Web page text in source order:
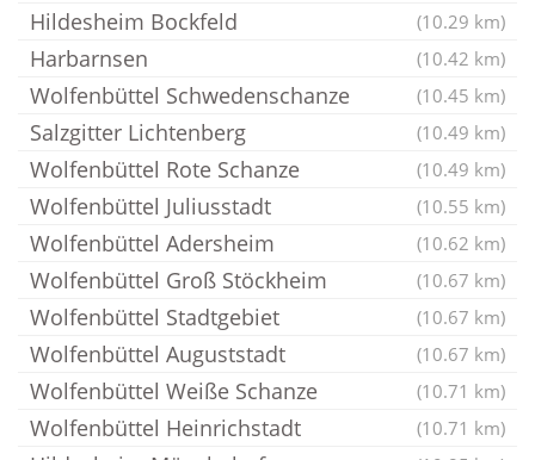
Hildesheim Bockfeld (10.29 km)
Harbarnsen (10.42 km)
Wolfenbüttel Schwedenschanze (10.45 km)
Salzgitter Lichtenberg (10.49 km)
Wolfenbüttel Rote Schanze (10.49 km)
Wolfenbüttel Juliusstadt (10.55 km)
Wolfenbüttel Adersheim (10.62 km)
Wolfenbüttel Groß Stöckheim (10.67 km)
Wolfenbüttel Stadtgebiet (10.67 km)
Wolfenbüttel Auguststadt (10.67 km)
Wolfenbüttel Weiße Schanze (10.71 km)
Wolfenbüttel Heinrichstadt (10.71 km)